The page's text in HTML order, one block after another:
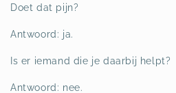
Doet dat pijn?
Antwoord: ja.
Is er iemand die je daarbij helpt?
Antwoord: nee.